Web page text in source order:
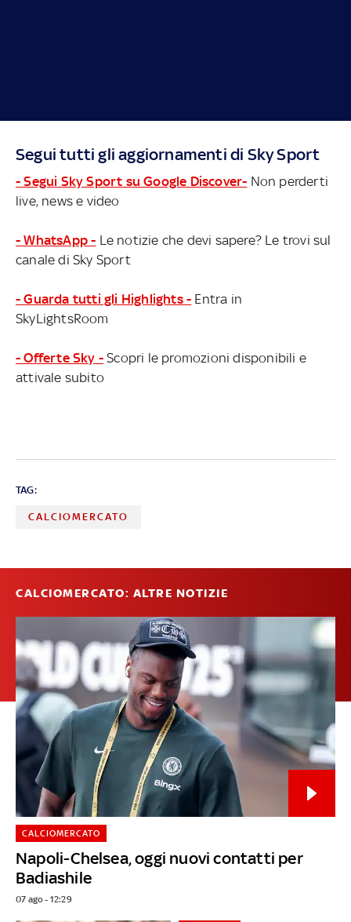
Segui tutti gli aggiornamenti di Sky Sport
- Segui Sky Sport su Google Discover- Non perderti
live, news e video
- WhatsApp - Le notizie che devi sapere? Le trovi sul
canale di Sky Sport
- Guarda tutti gli Highlights - Entra in
SkyLightsRoom
- Offerte Sky - Scopri le promozioni disponibili e
attivale subito
TAG:
CALCIOMERCATO
CALCIOMERCATO: ALTRE NOTIZIE
Napoli-Chelsea, oggi nuovi contatti per
Badiashile
CALCIOMERCATO
07 ago - 12:29